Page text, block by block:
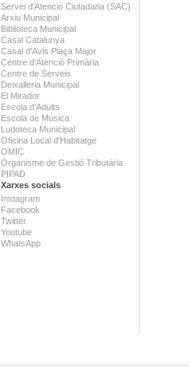
Servei d'Atenció Ciutadana (SAC)
Arxiu Municipal
Biblioteca Municipal
Casal Catalunya
Casal d'Avis Plaça Major
Centre d'Atenció Primària
Centre de Serveis
Deixalleria Municipal
El Mirador
Escola d'Adults
Escola de Música
Ludoteca Municipal
Oficina Local d'Habitatge
OMIC
Organisme de Gestió Tributària
PIPAD
Xarxes socials
Instagram
Facebook
Twitter
Youtube
WhatsApp